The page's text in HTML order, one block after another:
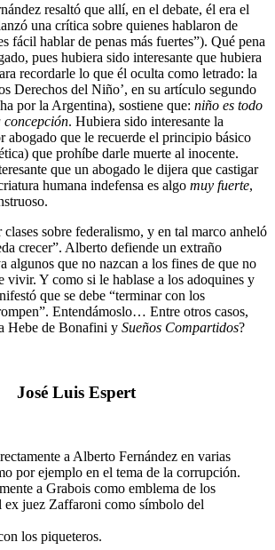
resaltó que allí, en el debate, él era el
una crítica sobre quienes hablaron de
fácil hablar de penas más fuertes”). Qué pena
pues hubiera sido interesante que hubiera
recordarle lo que él oculta como letrado: la
Derechos del Niño’, en su artículo segundo
por la Argentina), sostiene que: niño es todo
concepción. Hubiera sido interesante la
abogado que le recuerde el principio básico
que prohíbe darle muerte al inocente.
que un abogado le dijera que castigar
humana indefensa es algo muy fuerte,
sobre federalismo, y en tal marco anheló
crecer”. Alberto defiende un extraño
algunos que no nazcan a los fines de que no
vivir. Y como si le hablase a los adoquines y
que se debe “terminar con los
Entendámoslo… Entre otros casos,
Hebe de Bonafini y Sueños Compartidos?
José Luis Espert
a Alberto Fernández en varias
por ejemplo en el tema de la corrupción.
a Grabois como emblema de los
ex juez Zaffaroni como símbolo del
los piqueteros.